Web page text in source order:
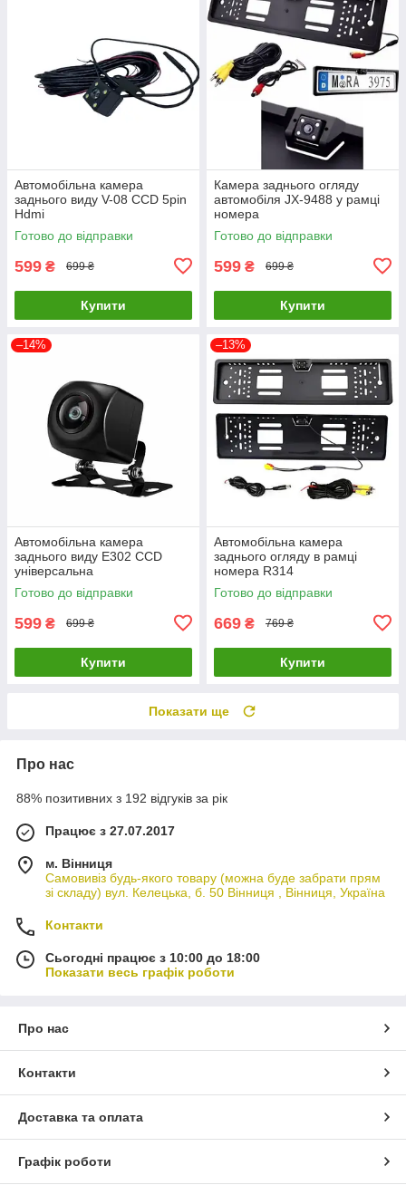
Автомобільна камера
заднього виду V-08 CCD 5pin
Hdmi
Готово до відправки
599 ₴ 699 ₴
Купити
Камера заднього огляду
автомобіля JX-9488 у рамці
номера
Готово до відправки
599 ₴ 699 ₴
Купити
–14%
Автомобільна камера
заднього виду E302 CCD
універсальна
Готово до відправки
599 ₴ 699 ₴
Купити
–13%
Автомобільна камера
заднього огляду в рамці
номера R314
Готово до відправки
669 ₴ 769 ₴
Купити
Показати ще
Про нас
88% позитивних з 192 відгуків за рік
Працює з 27.07.2017
м. Вінниця
Самовивіз будь-якого товару (можна буде забрати прям
зі складу) вул. Келецька, б. 50 Вінниця , Вінниця, Україна
Контакти
Сьогодні працює з 10:00 до 18:00
Показати весь графік роботи
Про нас
Контакти
Доставка та оплата
Графік роботи